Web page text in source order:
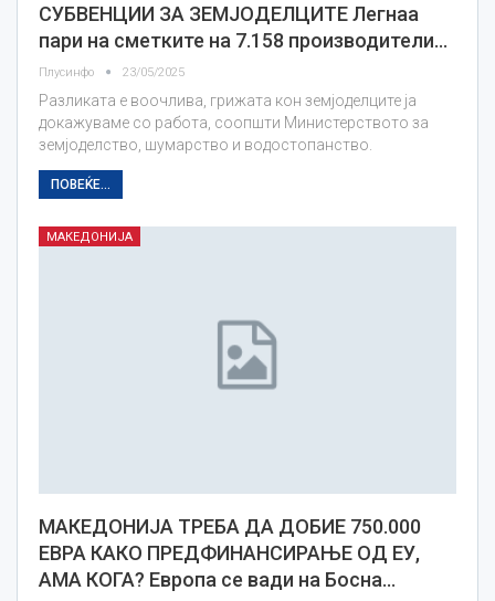
СУБВЕНЦИИ ЗА ЗЕМЈОДЕЛЦИТЕ Легнаа
пари на сметките на 7.158 производители…
Плусинфо 23/05/2025
Разликата е воочлива, грижата кон земјоделците ја
докажуваме со работа, соопшти Министерството за
земјоделство, шумарство и водостопанство.
ПОВЕЌЕ...
МАКЕДОНИЈА
МАКЕДОНИЈА ТРЕБА ДА ДОБИЕ 750.000
ЕВРА КАКО ПРЕДФИНАНСИРАЊЕ ОД ЕУ,
АМА КОГА? Европа се вади на Босна…